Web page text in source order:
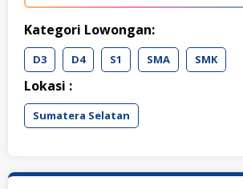
Kategori Lowongan:
D3 D4 S1 SMA SMK
Lokasi :
Sumatera Selatan